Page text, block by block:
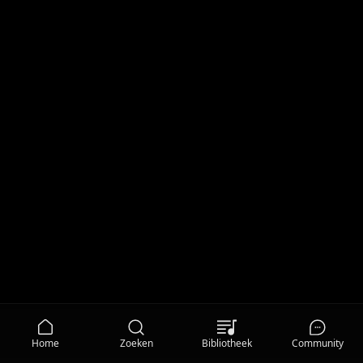
Home Zoeken Bibliotheek Community